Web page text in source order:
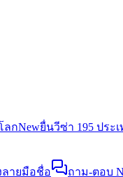
ลกNewยื่นวีซ่า 195 ประ
ายมือชื่อ ถาม-ตอบ